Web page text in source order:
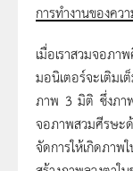
การทำงานของคว
เมื่อเราสวมจอภ
มอนิเตอร์จะเติม
ภาพ 3มิติ ซึ่งภา
จอภาพสวมศีรษ
จัดการให้เกิดภาพ